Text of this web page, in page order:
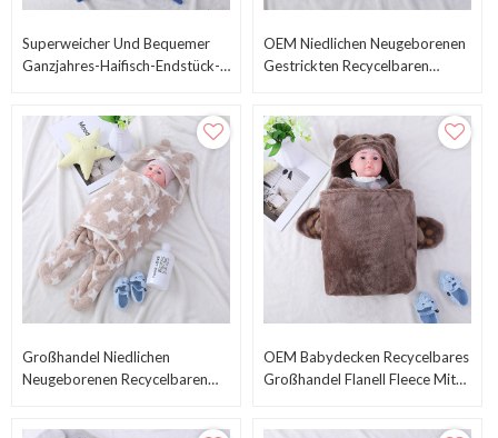
Superweicher Und Bequemer
Ganzjahres-Haifisch-Endstück-
OEM Niedlichen Neugeborenen
Gestrickten Recycelbaren
Sherpa
Großhandel Niedlichen
Neugeborenen Recycelbaren
OEM Babydecken Recycelbares
Großhandel Flanell Fleece Mit